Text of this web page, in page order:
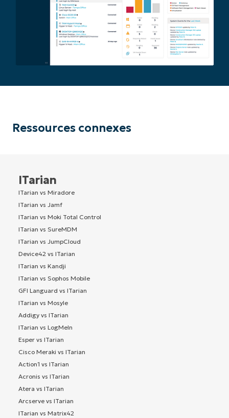
Ressources connexes
ITarian
ITarian vs Miradore
ITarian vs Jamf
ITarian vs Moki Total Control
ITarian vs SureMDM
ITarian vs JumpCloud
Device42 vs ITarian
ITarian vs Kandji
ITarian vs Sophos Mobile
GFI Languard vs ITarian
ITarian vs Mosyle
Addigy vs ITarian
ITarian vs LogMeIn
Esper vs ITarian
Cisco Meraki vs ITarian
Action1 vs ITarian
Acronis vs ITarian
Atera vs ITarian
Arcserve vs ITarian
ITarian vs Matrix42